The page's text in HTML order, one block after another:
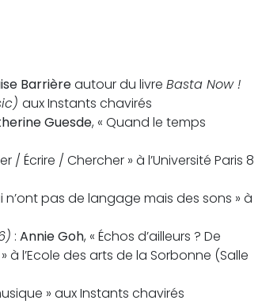
Barrièreautour du livre Basta Now !
aux Instants chavirés
Guesde, « Quand le temps
/ Écrire / Chercher » à l’Université Paris 8
n’ont pas de langage mais des sons » à
: Annie Goh, « Échos d’ailleurs ? De
l’Ecole des arts de la Sorbonne (Salle
» aux Instants chavirés